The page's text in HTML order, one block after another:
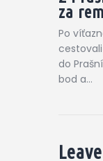
za
Po
do
bod a…